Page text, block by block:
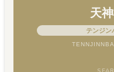
天
テンジン